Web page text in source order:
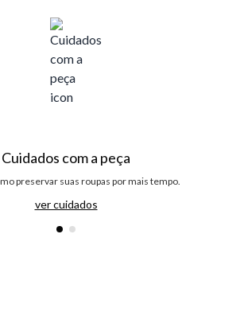
Cuidados com a peça
preservar suas roupas por mais tempo.
ver cuidados